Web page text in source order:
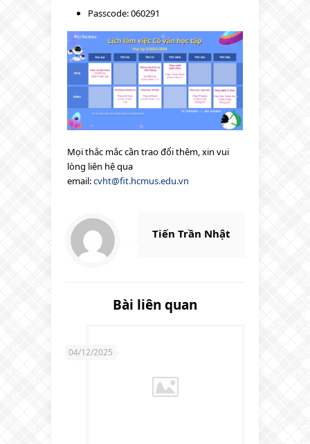
Passcode: 060291
Mọi thắc mắc cần trao đổi thêm, xin vui
lòng liên hệ qua
email:cvht@fit.hcmus.edu.vn
Tiến Trần Nhật
Bài liên quan
04/12/2025